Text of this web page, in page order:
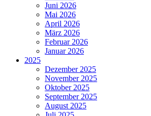
Juni 2026
Mai 2026
April 2026
März 2026
Februar 2026
Januar 2026
2025
Dezember 2025
November 2025
Oktober 2025
September 2025
August 2025